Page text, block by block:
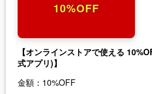
10%OFF
【オンラインストアで使える
式アプリ)】
金額： 10%OFF